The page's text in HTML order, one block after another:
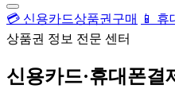
💳 신용카드상품권구매 📱 휴
상품권 정보 전문 센터
신용카드·휴대폰결